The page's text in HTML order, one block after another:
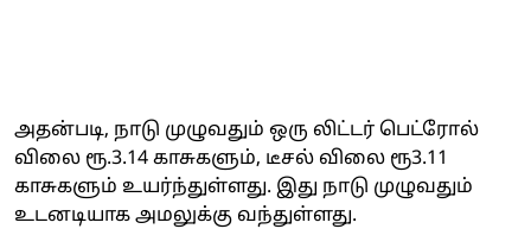
அதன்படி, நாடு முழுவதும் ஒரு லிட்டர் பெட்ரோல்
விலை ரூ.3.14 காசுகளும், டீசல் விலை ரூ3.11
காசுகளும் உயர்ந்துள்ளது. இது நாடு முழுவதும்
உடனடியாக அமலுக்கு வந்துள்ளது.